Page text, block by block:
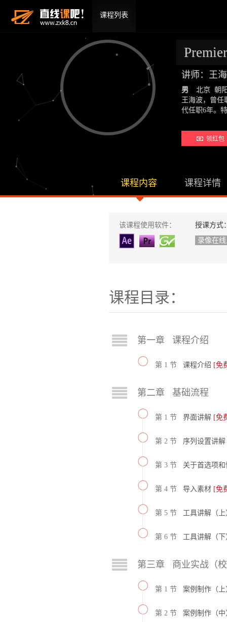
课程列表
讲师：王
男
北京 朝
王海波，曾任
代任职6年。
领红包
课程内容 课程详情
该课程使用软件：
授课方式
录像在
课程目录：
第一章 课程介绍
第 1 节 课程介绍 [免
第二章 基础流程
第 1 节 界面讲解 [免
第 2 节 序列设置讲解
第 3 节 关于首选项
第 4 节 导入素材 [免
第 5 节 工具讲解（
第 6 节 工具讲解（
第三章 商业实战（
第 1 节 案例制作（上
第 2 节 案例制作（